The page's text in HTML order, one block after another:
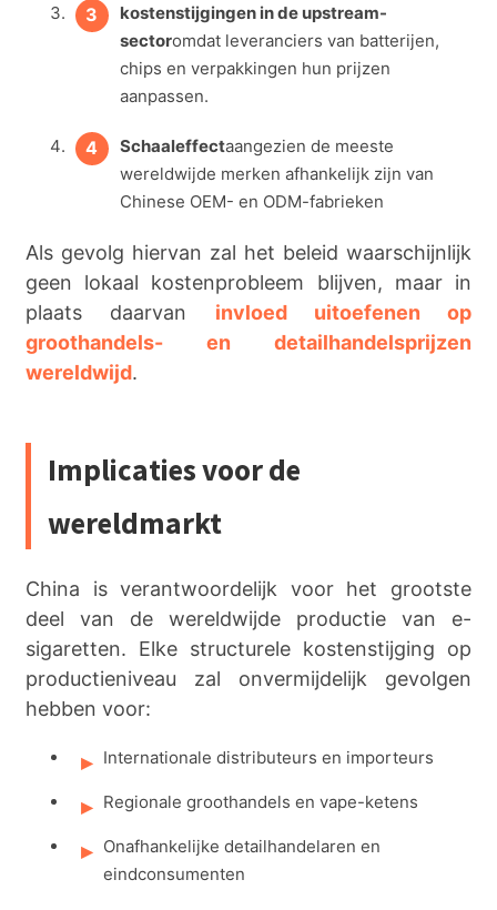
kostenstijgingen in de upstream-
sectoromdat leveranciers van batterijen,
chips en verpakkingen hun prijzen
aanpassen.
Schaaleffectaangezien de meeste
wereldwijde merken afhankelijk zijn van
Chinese OEM- en ODM-fabrieken
Als gevolg hiervan zal het beleid waarschijnlijk
geen lokaal kostenprobleem blijven, maar in
plaats daarvan invloed uitoefenen op
groothandels- en detailhandelsprijzen
wereldwijd.
Implicaties voor de
wereldmarkt
China is verantwoordelijk voor het grootste
deel van de wereldwijde productie van e-
sigaretten. Elke structurele kostenstijging op
productieniveau zal onvermijdelijk gevolgen
hebben voor:
Internationale distributeurs en importeurs
Regionale groothandels en vape-ketens
Onafhankelijke detailhandelaren en
eindconsumenten